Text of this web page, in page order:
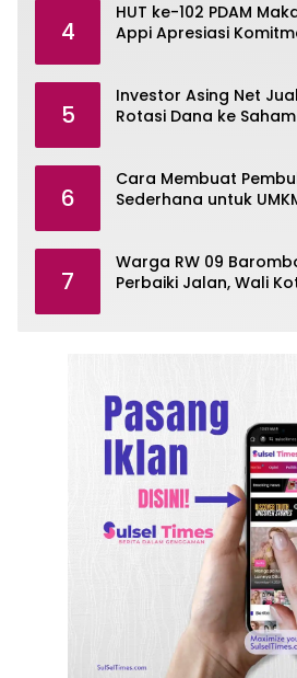
4
HUT ke-102 PDAM
Appi Apresiasi
5
Investor Asing Net
Rotasi Dana ke
6
Cara Membuat
Sederhana untuk
7
Warga RW 09
Perbaiki Jalan, Wali